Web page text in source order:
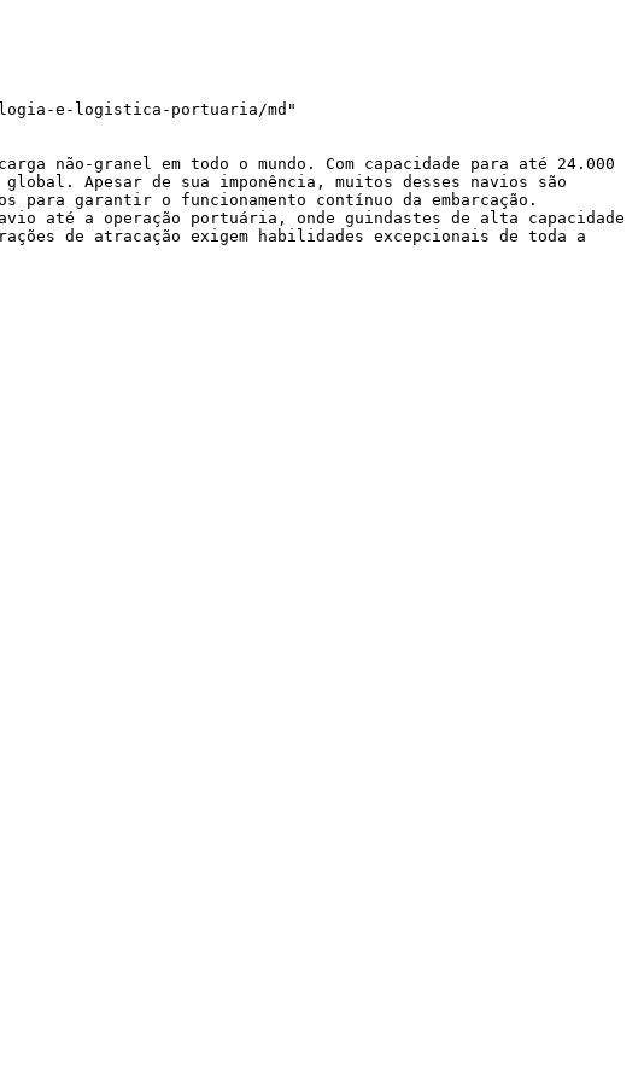
e-logistica-portuaria/md"
não-granel em todo o mundo. Com capacidade para até 24.000
Apesar de sua imponência, muitos desses navios são
para garantir o funcionamento contínuo da embarcação.
até a operação portuária, onde guindastes de alta capacidade
de atracação exigem habilidades excepcionais de toda a